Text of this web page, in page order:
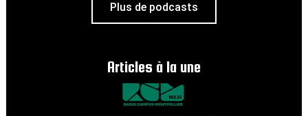
Plus de podcasts
Articles à la une